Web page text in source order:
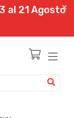
al 21 Agosto